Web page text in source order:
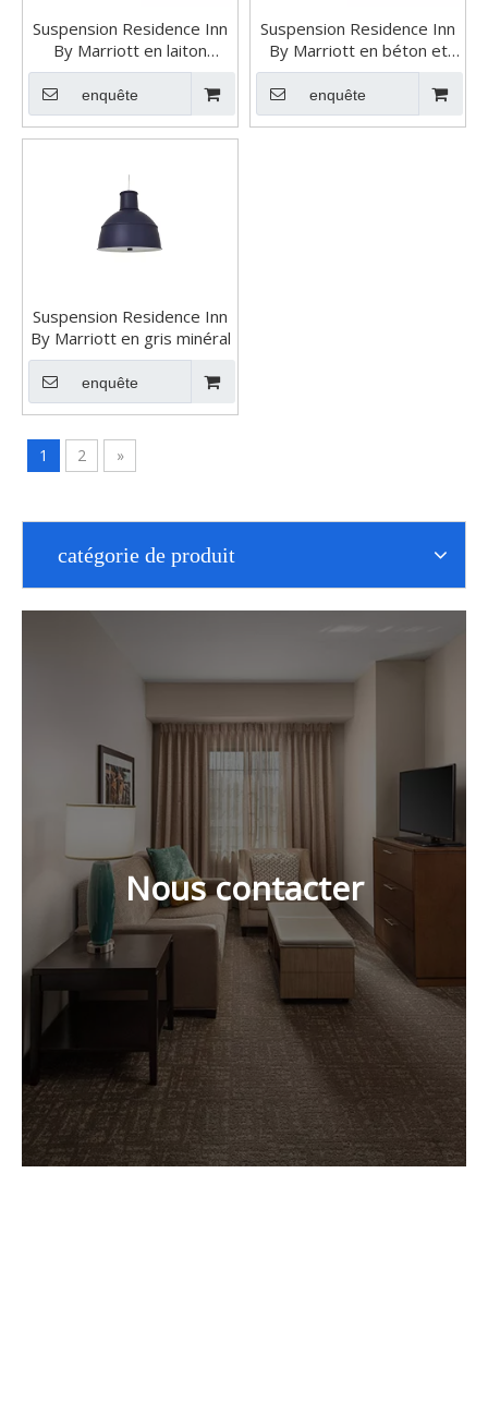
Suspension Residence Inn
By Marriott en laiton
antique
enquête
Suspension Residence Inn
By Marriott en béton et
bois
enquête
Suspension Residence Inn
By Marriott en gris minéral
enquête
1 2 »
catégorie de produit
Nous contacter